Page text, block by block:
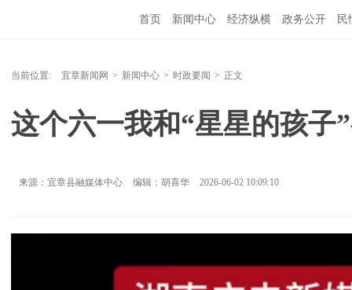
首页 新闻中心 经济纵横 政务公开 民
当前位置: 宜章新闻网 > 新闻中心 > 时政要闻 > 正文
这个六一我和“星星的孩子
来源：宜章县融媒体中心 编辑：胡喜华 2026-06-02 10:09:10